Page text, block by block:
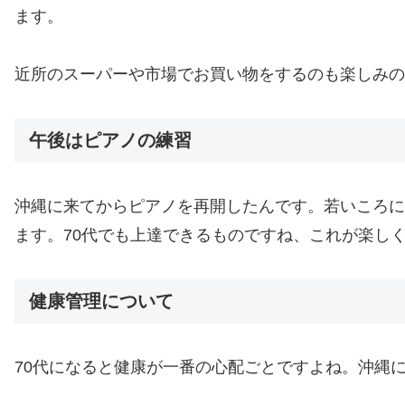
ます。
近所のスーパーや市場でお買い物をするのも楽しみ
午後はピアノの練習
沖縄に来てからピアノを再開したんです。若いころ
ます。70代でも上達できるものですね、これが楽し
健康管理について
70代になると健康が一番の心配ごとですよね。沖縄